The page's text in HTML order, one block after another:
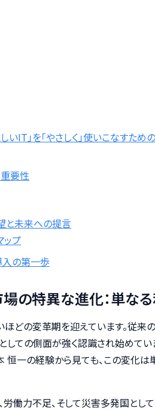
IT」を「やさしく」使いこなすため
要性
と未来への提言
ップ
入の第一歩
の特異な進化：単な
どの変革期を迎えています。従来
しての側面が強く認識され始めてい
一の経験から見ても、この変化は
働力不足、そして災害多発国とし